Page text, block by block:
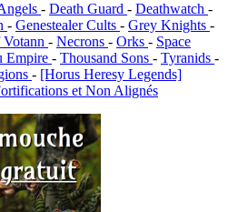
- Death Guard - Deathwatch -
- Genestealer Cults - Grey Knights -
Votann - Necrons - Orks - Space
Empire - Thousand Sons - Tyranids -
- [Horus Heresy Legends]
et Non Alignés